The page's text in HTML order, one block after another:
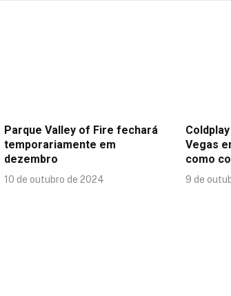
Parque Valley of Fire fechará
temporariamente em
dezembro
10 de outubro de 2024
Vegas
como
9 de